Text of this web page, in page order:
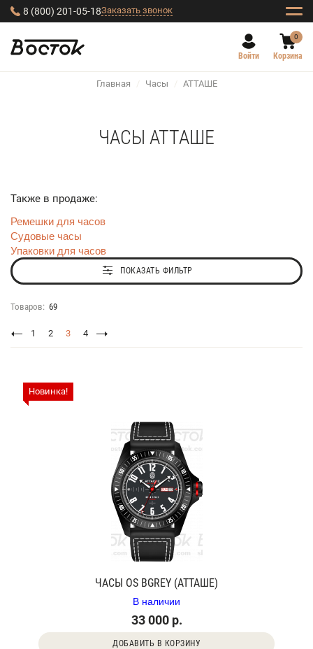
8 (800) 201-05-18Заказать звонок
Войти
0
Корзина
Главная / Часы / АТТАШЕ
ЧАСЫ АТТАШЕ
Также в продаже:
Ремешки для часов
Судовые часы
Упаковки для часов
ПОКАЗАТЬ ФИЛЬТР
Товаров: 69
1 2 3 4
Новинка!
ЧАСЫ OS BGREY (АТТАШЕ)
В наличии
33 000 р.
ДОБАВИТЬ В КОРЗИНУ